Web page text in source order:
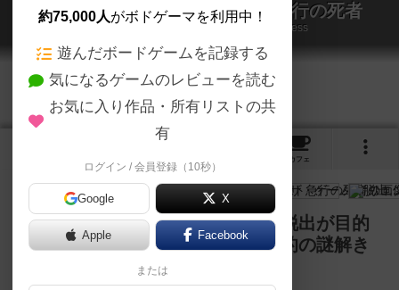
脱出：ザ・ゲーム オリエント急行の死者
EXIT: Das Spiel – Der Tote im Orient-Express
カフェ
オリエント急行で殺人が起きた！脱出が目的
ではなく、犯人を当てることが目的の謎解き
約75,000人がボドゲーマを利用中！
遊んだボードゲームを記録する
気になるゲームのレビューを読む
お気に入り作品・所有リストの共
有
ログイン / 会員登録（10秒）
Google X
Apple Facebook
または